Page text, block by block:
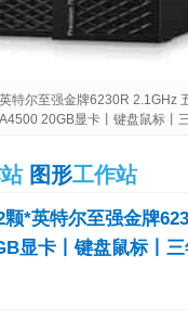
特尔至强金牌6230R 2.1GHz
20GB显卡丨键盘鼠标丨
图形工作站
颗*英特尔至强金牌
显卡丨键盘鼠标丨三